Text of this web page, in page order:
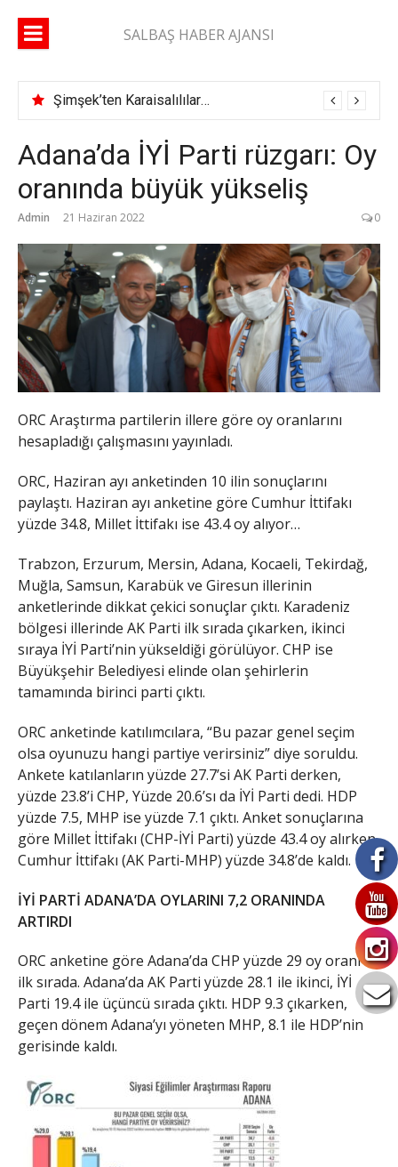
SALBAŞ HABER AJANSI
Şimşek’ten Karaisalılılara çağrı: “Yüzde 10’unuz gelse daha çok çok hizmet alırız”
Adana’da İYİ Parti rüzgarı: Oy
oranında büyük yükseliş
Admin 21 Haziran 2022 0
ORC Araştırma partilerin illere göre oy oranlarını
hesapladığı çalışmasını yayınladı.
ORC, Haziran ayı anketinden 10 ilin sonuçlarını
paylaştı. Haziran ayı anketine göre Cumhur İttifakı
yüzde 34.8, Millet İttifakı ise 43.4 oy alıyor…
Trabzon, Erzurum, Mersin, Adana, Kocaeli, Tekirdağ,
Muğla, Samsun, Karabük ve Giresun illerinin
anketlerinde dikkat çekici sonuçlar çıktı. Karadeniz
bölgesi illerinde AK Parti ilk sırada çıkarken, ikinci
sıraya İYİ Parti’nin yükseldiği görülüyor. CHP ise
Büyükşehir Belediyesi elinde olan şehirlerin
tamamında birinci parti çıktı.
ORC anketinde katılımcılara, “Bu pazar genel seçim
olsa oyunuzu hangi partiye verirsiniz” diye soruldu.
Ankete katılanların yüzde 27.7’si AK Parti derken,
yüzde 23.8’i CHP, Yüzde 20.6’sı da İYİ Parti dedi. HDP
yüzde 7.5, MHP ise yüzde 7.1 çıktı. Anket sonuçlarına
göre Millet İttifakı (CHP-İYİ Parti) yüzde 43.4 oy alırken,
Cumhur İttifakı (AK Parti-MHP) yüzde 34.8’de kaldı.
İYİ PARTİ ADANA’DA OYLARINI 7,2 ORANINDA
ARTIRDI
ORC anketine göre Adana’da CHP yüzde 29 oy oranı ile
ilk sırada. Adana’da AK Parti yüzde 28.1 ile ikinci, İYİ
Parti 19.4 ile üçüncü sırada çıktı. HDP 9.3 çıkarken,
geçen dönem Adana’yı yöneten MHP, 8.1 ile HDP’nin
gerisinde kaldı.